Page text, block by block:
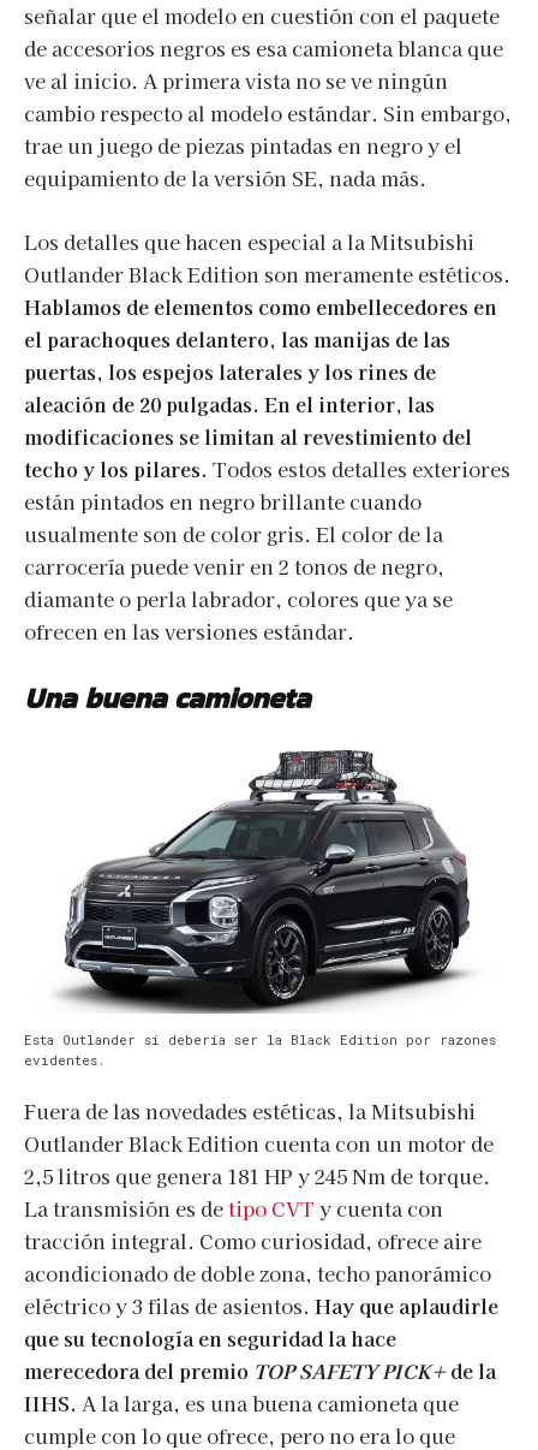
señalar que el modelo en cuestión con el paquete
de accesorios negros es esa camioneta blanca que
ve al inicio. A primera vista no se ve ningún
cambio respecto al modelo estándar. Sin embargo,
trae un juego de piezas pintadas en negro y el
equipamiento de la versión SE, nada más.
Los detalles que hacen especial a la Mitsubishi
Outlander Black Edition son meramente estéticos.
Hablamos de elementos como embellecedores en
el parachoques delantero, las manijas de las
puertas, los espejos laterales y los rines de
aleación de 20 pulgadas. En el interior, las
modificaciones se limitan al revestimiento del
techo y los pilares. Todos estos detalles exteriores
están pintados en negro brillante cuando
usualmente son de color gris. El color de la
carrocería puede venir en 2 tonos de negro,
diamante o perla labrador, colores que ya se
ofrecen en las versiones estándar.
Una buena camioneta
Esta Outlander sí debería ser la Black Edition por razones
evidentes.
Fuera de las novedades estéticas, la Mitsubishi
Outlander Black Edition cuenta con un motor de
2,5 litros que genera 181 HP y 245 Nm de torque.
La transmisión es detipo CVT y cuenta con
tracción integral. Como curiosidad, ofrece aire
acondicionado de doble zona, techo panorámico
eléctrico y 3 filas de asientos. Hay que aplaudirle
que su tecnología en seguridad la hace
merecedora del premio TOP SAFETY PICK+de la
IIHS. A la larga, es una buena camioneta que
cumple con lo que ofrece, pero no era lo que